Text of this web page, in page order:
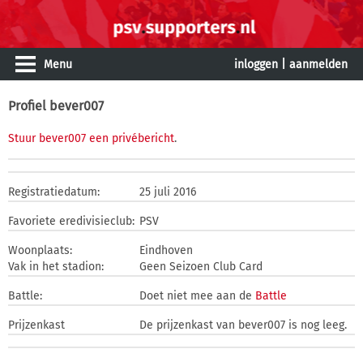
Menu inloggen aanmelden
Profiel bever007
Stuur bever007 een privébericht.
Registratiedatum: 25 juli 2016
Favoriete eredivisieclub: PSV
Woonplaats:
Eindhoven
Vak in het stadion:
Geen Seizoen Club Card
Battle: Doet niet mee aan de Battle
Prijzenkast De prijzenkast van bever007 is nog leeg.